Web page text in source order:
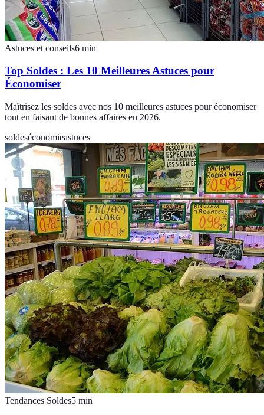
Astuces et conseils6 min
Top Soldes : Les 10 Meilleures Astuces pour
Économiser
Maîtrisez les soldes avec nos 10 meilleures astuces pour économiser
tout en faisant de bonnes affaires en 2026.
soldeséconomieastuces
Tendances Soldes5 min